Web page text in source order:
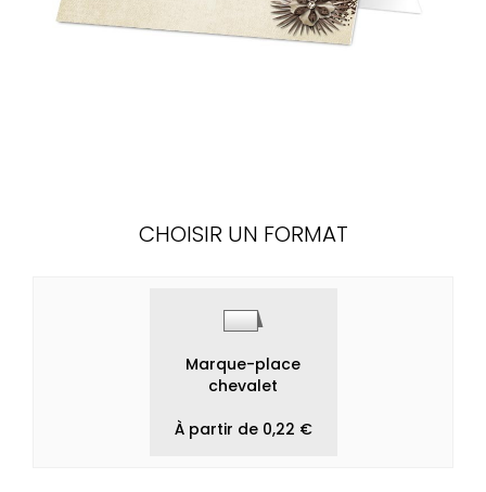
CHOISIR UN FORMAT
Marque-place
chevalet
À partir de 0,22 €